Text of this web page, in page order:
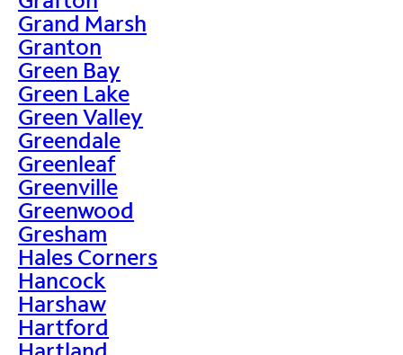
Grand Marsh
Granton
Green Bay
Green Lake
Green Valley
Greendale
Greenleaf
Greenville
Greenwood
Gresham
Hales Corners
Hancock
Harshaw
Hartford